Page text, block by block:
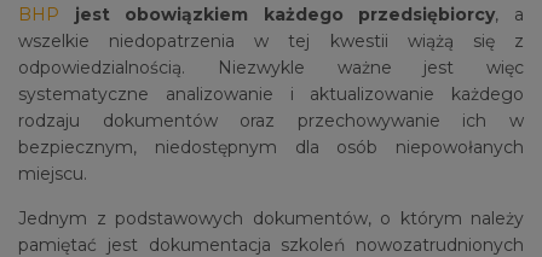
BHP
jest obowiązkiem każdego przedsiębiorcy, a
wszelkie niedopatrzenia w tej kwestii wiążą się z
odpowiedzialnością. Niezwykle ważne jest więc
systematyczne analizowanie i aktualizowanie każdego
rodzaju dokumentów oraz przechowywanie ich w
bezpiecznym, niedostępnym dla osób niepowołanych
miejscu.
Jednym z podstawowych dokumentów, o którym należy
pamiętać jest dokumentacja szkoleń nowozatrudnionych